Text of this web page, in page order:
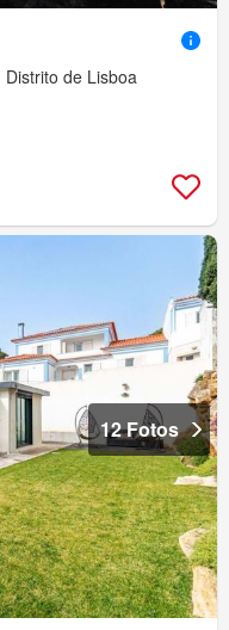
de Lisboa
12 Fotos